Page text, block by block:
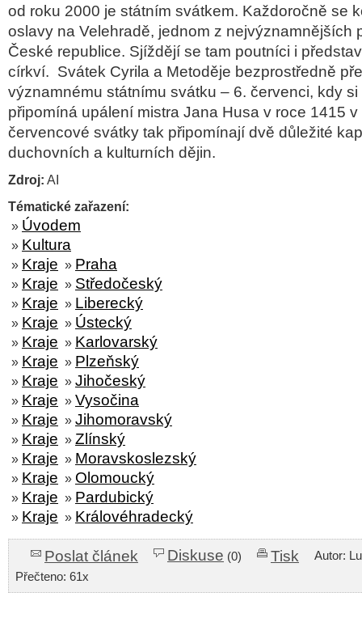
od roku 2000 je státním svátkem. Každoročně se
oslavy na Velehradě, jednom z nejvýznamnějších
České republice. Sjíždějí se tam poutníci i
církví. Svátek Cyrila a Metoděje bezprostředně
významnému státnímu svátku – 6. červenci, kdy
připomíná upálení mistra Jana Husa v roce 1415
červencové svátky tak připomínají dvě důležité
duchovních a kulturních dějin.
Zdroj: AI
Tématické zařazení:
» Úvodem
» Kultura
» Kraje » Praha
» Kraje » Středočeský
» Kraje » Liberecký
» Kraje » Ústecký
» Kraje » Karlovarský
» Kraje » Plzeňský
» Kraje » Jihočeský
» Kraje » Vysočina
» Kraje » Jihomoravský
» Kraje » Zlínský
» Kraje » Moravskoslezský
» Kraje » Olomoucký
» Kraje » Pardubický
» Kraje » Královéhradecký
Poslat článek Diskuse (0) Tisk
Autor:
Přečteno: 61x